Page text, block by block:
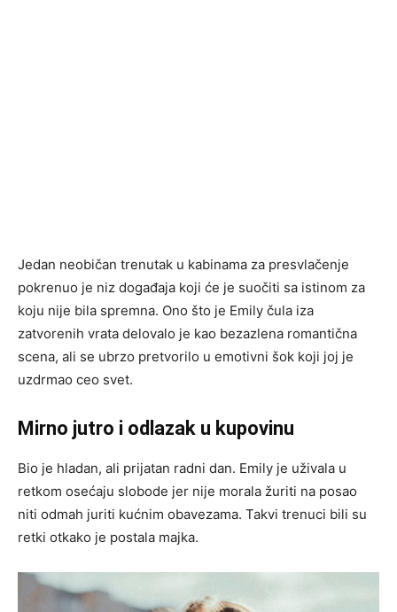
Jedan neobičan trenutak u kabinama za presvlačenje
pokrenuo je niz događaja koji će je suočiti sa istinom za
koju nije bila spremna. Ono što je Emily čula iza
zatvorenih vrata delovalo je kao bezazlena romantična
scena, ali se ubrzo pretvorilo u emotivni šok koji joj je
uzdrmao ceo svet.
Mirno jutro i odlazak u kupovinu
Bio je hladan, ali prijatan radni dan. Emily je uživala u
retkom osećaju slobode jer nije morala žuriti na posao
niti odmah juriti kućnim obavezama. Takvi trenuci bili su
retki otkako je postala majka.